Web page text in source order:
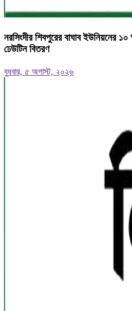
নরসিংদীর শিবপুরের বাঘাব ইউনিয়নের
ঢেউটিন বিতরণ
বুধবার, ৫ অগাস্ট, ২০২৬